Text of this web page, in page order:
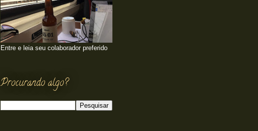
Entre e leia seu colaborador preferido
Procurando algo?